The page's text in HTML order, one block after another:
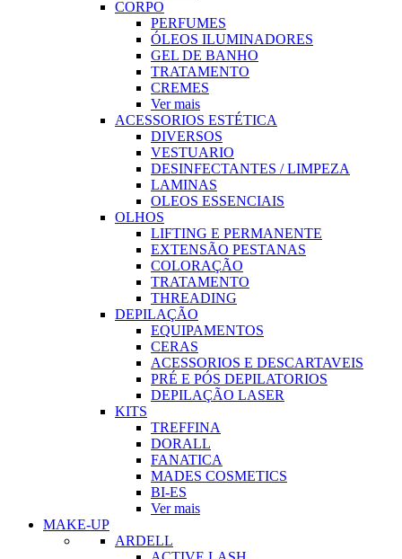
CORPO
PERFUMES
ÓLEOS ILUMINADORES
GEL DE BANHO
TRATAMENTO
CREMES
Ver mais
ACESSORIOS ESTÉTICA
DIVERSOS
VESTUARIO
DESINFECTANTES / LIMPEZA
LAMINAS
OLEOS ESSENCIAIS
OLHOS
LIFTING E PERMANENTE
EXTENSÃO PESTANAS
COLORAÇÃO
TRATAMENTO
THREADING
DEPILAÇÃO
EQUIPAMENTOS
CERAS
ACESSORIOS E DESCARTAVEIS
PRÉ E PÓS DEPILATORIOS
DEPILAÇÃO LASER
KITS
TREFFINA
DORALL
FANATICA
MADES COSMETICS
BI-ES
Ver mais
MAKE-UP
ARDELL